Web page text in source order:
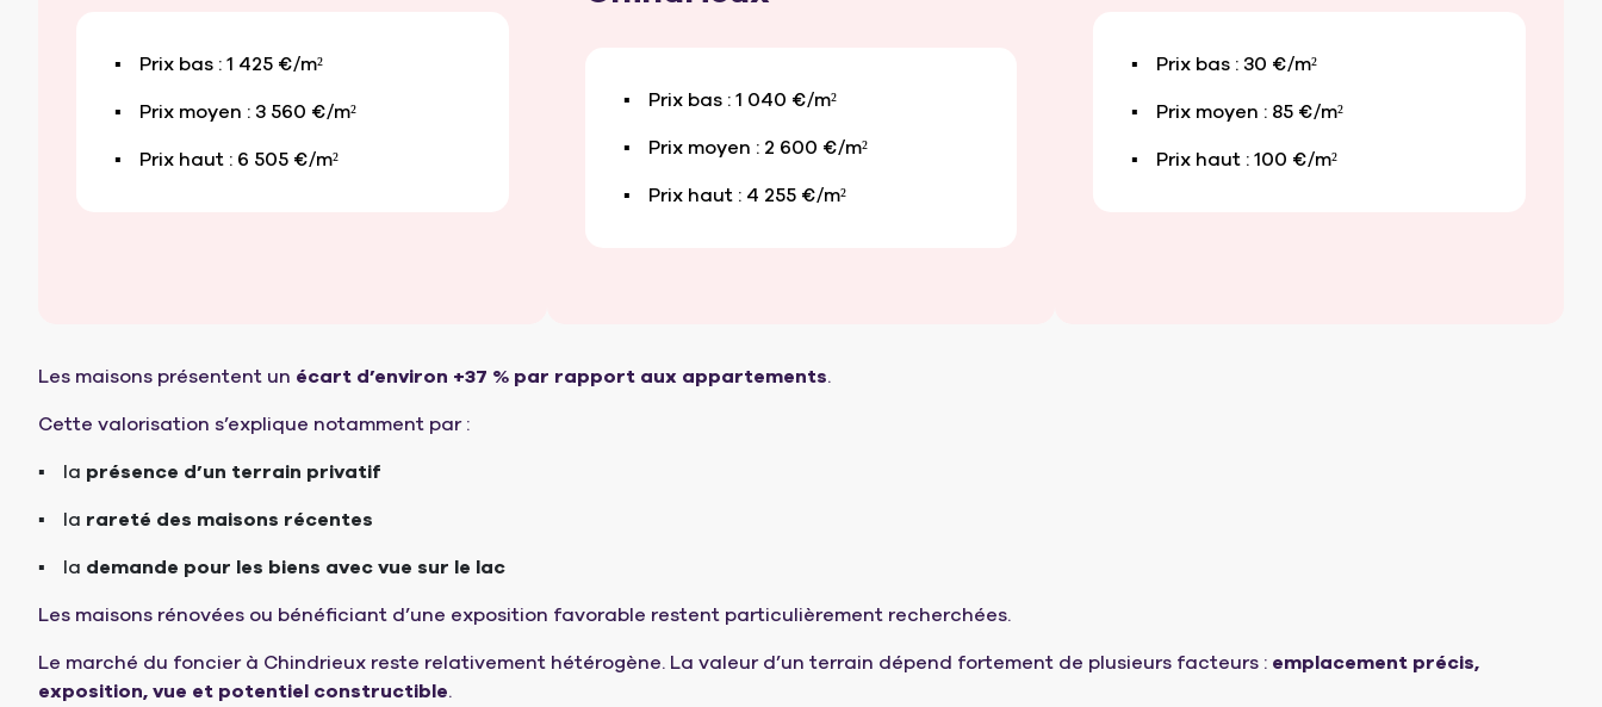
Prix bas : 1 425 €/m²
Prix moyen : 3 560 €/m²
Prix haut : 6 505 €/m²
Prix bas : 1 040 €/m²
Prix moyen : 2 600 €/m²
Prix haut : 4 255 €/m²
Prix bas : 30 €/m²
Prix moyen : 85 €/m²
Prix haut : 100 €/m²
Les maisons présentent un écart d’environ +37 % par rapport aux appartements.
Cette valorisation s’explique notamment par :
la présence d’un terrain privatif
la rareté des maisons récentes
la demande pour les biens avec vue sur le lac
Les maisons rénovées ou bénéficiant d’une exposition favorable restent particulièrement recherchées.
Le marché du foncier à Chindrieux reste relativement hétérogène. La valeur d’un terrain dépend fortement de plusieurs facteurs : emplacement précis,
exposition, vue et potentiel constructible.